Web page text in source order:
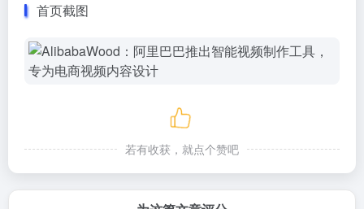
首页截图
若有收获，就点个赞吧